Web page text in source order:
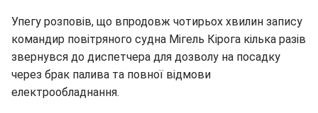
Упегу розповів, що впродовж чотирьох хвилин запису
командир повітряного судна Мігель Кірога кілька разів
звернувся до диспетчера для дозволу на посадку
через брак палива та повної відмови
електрообладнання.